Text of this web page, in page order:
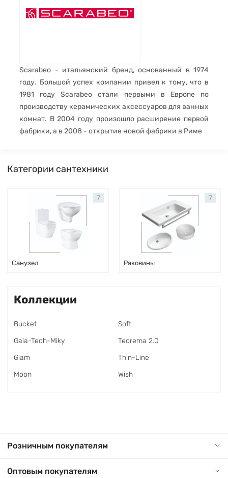
Scarabeo - итальянский бренд, основанный в 1974
году. Большой успех компании привел к тому, что в
1981 году Scarabeo стали первыми в Европе по
производству керамических аксессуаров для ванных
комнат. В 2004 году произошло расширение первой
фабрики, а в 2008 - открытие новой фабрики в Риме
Категории сантехники
Санузел
7
Раковины
7
Коллекции
Bucket
Gaia-Tech-Miky
Glam
Moon
Soft
Teorema 2.0
Thin-Line
Wish
Розничным покупателям
Оптовым покупателям